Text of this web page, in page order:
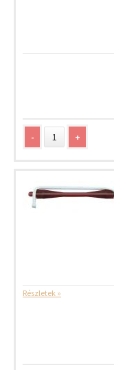
- +
Részletek »